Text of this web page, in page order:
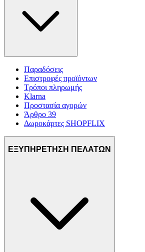
Παραδόσεις
Επιστροφές προϊόντων
Τρόποι πληρωμής
Klarna
Προστασία αγορών
Άρθρο 39
Δωροκάρτες SHOPFLIX
ΕΞΥΠΗΡΕΤΗΣΗ ΠΕΛΑΤΩΝ